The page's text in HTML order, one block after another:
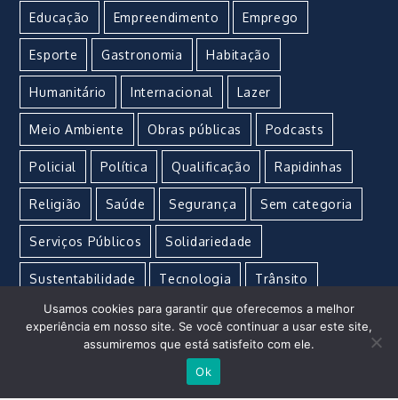
Educação Empreendimento Emprego
Esporte Gastronomia Habitação
Humanitário Internacional Lazer
Meio Ambiente Obras públicas Podcasts
Policial Política Qualificação Rapidinhas
Religião Saúde Segurança Sem categoria
Serviços Públicos Solidariedade
Sustentabilidade Tecnologia Trânsito
Turismo Urgente Vacina Violência
Usamos cookies para garantir que oferecemos a melhor
experiência em nosso site. Se você continuar a usar este site,
assumiremos que está satisfeito com ele.
Ok